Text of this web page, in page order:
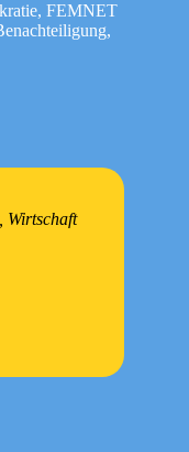
, FEMNET
,
Wirtschaft